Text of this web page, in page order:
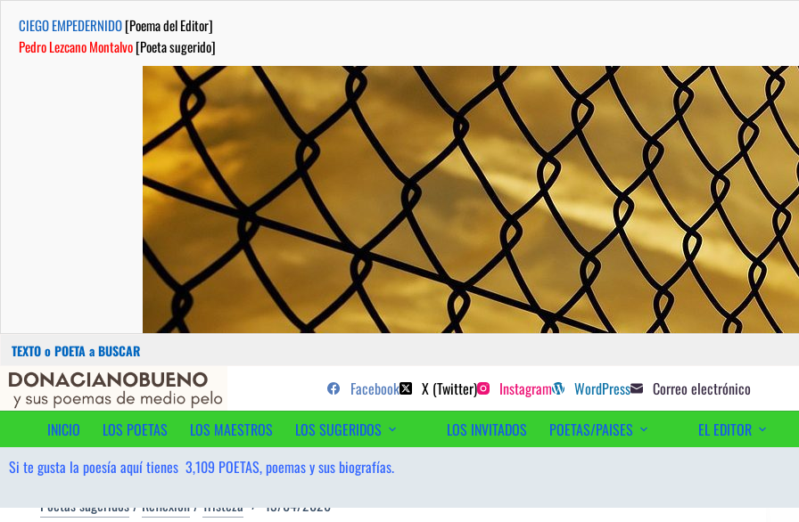
CIEGO EMPEDERNIDO[Poema del Editor]
Pedro Lezcano Montalvo[Poeta sugerido]
Buscar:
Saltar
contenido
...sus poemas de medio pelo y poetas sugeridos
Facebook X (Twitter) Instagram WordPress Correo electrónico
INICIO
LOS POETAS LOS MAESTROS LOS SUGERIDOS LOS INVITADOS POETAS/PAISES EL EDITOR
Si te gusta la poesía aquí tienes 3,109 POETAS, poemas y sus biografías.
Poetas sugeridos/Reflexión/Tristeza 13/04/2026